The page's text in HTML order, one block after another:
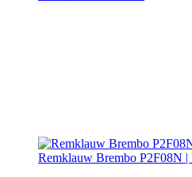
Remklauw Brembo P2F08N